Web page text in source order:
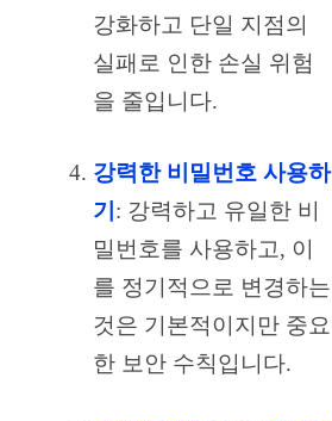
강화하고 단일 지점의
실패로 인한 손실 위험
을 줄입니다.
강력한 비밀번호 사용하
기 : 강력하고 유일한 비
밀번호를 사용하고, 이
를 정기적으로 변경하는
것은 기본적이지만 중요
한 보안 수칙입니다.